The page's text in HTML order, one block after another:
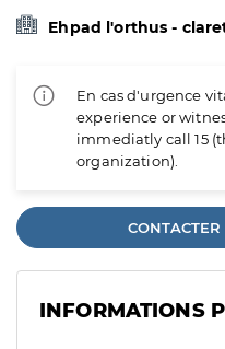
Ehpad l'orthus -
En cas d'urgence
experience or
immediatly call 15
organization).
INFORMATIONS